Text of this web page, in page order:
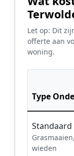
Let op: Dit
offerte aan
woning.
Type
wieden